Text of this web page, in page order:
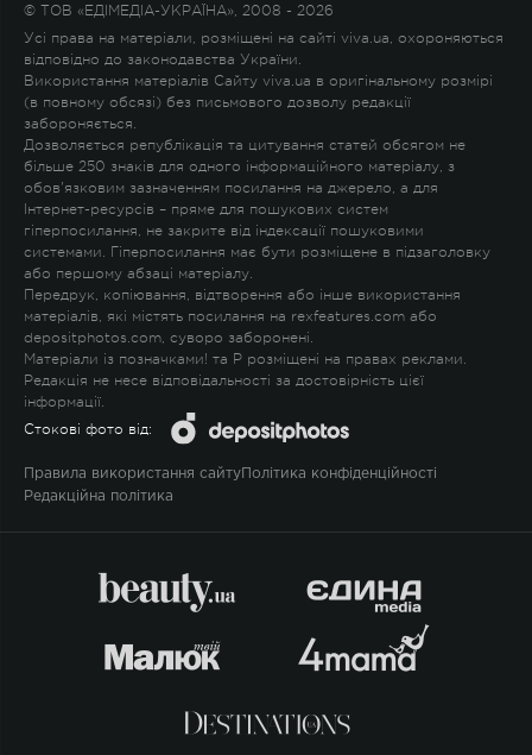
© ТОВ «ЕДІМЕДІА-УКРАЇНА», 2008 - 2026
Усі права на матеріали, розміщені на сайті viva.ua, охороняються
відповідно до законодавства України.
Використання матеріалів Сайту viva.ua в оригінальному розмірі
(в повному обсязі) без письмового дозволу редакції
забороняється.
Дозволяється републікація та цитування статей обсягом не
більше 250 знаків для одного інформаційного матеріалу, з
обов'язковим зазначенням посилання на джерело, а для
Інтернет-ресурсів – пряме для пошукових систем
гіперпосилання, не закрите від індексації пошуковими
системами. Гіперпосилання має бути розміщене в підзаголовку
або першому абзаці матеріалу.
Передрук, копіювання, відтворення або інше використання
матеріалів, які містять посилання на rexfeatures.com або
depositphotos.com, суворо заборонені.
Матеріали із позначками! та P розміщені на правах реклами.
Редакція не несе відповідальності за достовірність цієї
інформації.
Стокові фото від:
Правила використання сайту Політика конфіденційності
Редакційна політика